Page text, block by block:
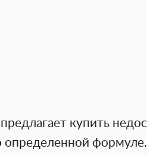
купить
определенной